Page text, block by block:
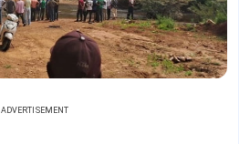
ADVERTISEMENT